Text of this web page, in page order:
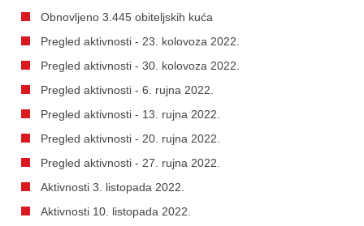
Obnovljeno 3.445 obiteljskih kuća
Pregled aktivnosti - 23. kolovoza 2022.
Pregled aktivnosti - 30. kolovoza 2022.
Pregled aktivnosti - 6. rujna 2022.
Pregled aktivnosti - 13. rujna 2022.
Pregled aktivnosti - 20. rujna 2022.
Pregled aktivnosti - 27. rujna 2022.
Aktivnosti 3. listopada 2022.
Aktivnosti 10. listopada 2022.